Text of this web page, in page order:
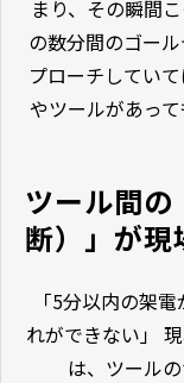
まり、その瞬間
の数分間のゴー
プローチしてい
やツールがあっ
ツール間
断）」が現
「5分以内の架
れができない」
は、ツール